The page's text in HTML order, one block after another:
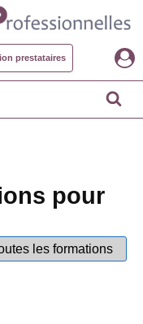
prestataires
pour
les formations